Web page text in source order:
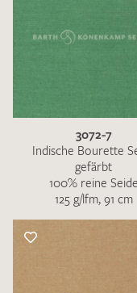
3072-7
Indische Bourette
gefärbt
100% reine Seide
125 g/lfm, 91 cm